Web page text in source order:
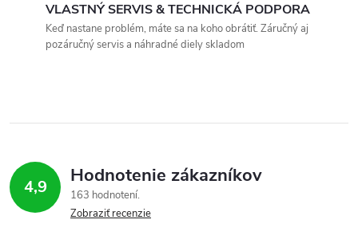
VLASTNÝ SERVIS & TECHNICKÁ PODPORA
Keď nastane problém, máte sa na koho obrátiť. Záručný aj
pozáručný servis a náhradné diely skladom
4,9 Hodnotenie zákazníkov
163 hodnotení
Zobraziť recenzie